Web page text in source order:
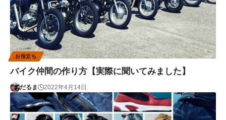
お役立ち
バイク仲間の作り方【実際に聞いてみました】
だるま 2022年4月14日